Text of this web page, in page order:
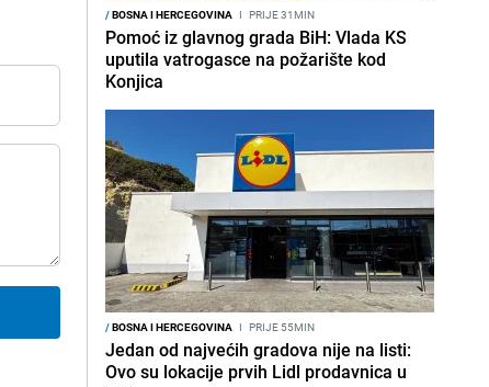
/BOSNA I HERCEGOVINA I PRIJE 31MIN
Pomoć iz glavnog grada BiH: Vlada KS
uputila vatrogasce na požarište kod
Konjica
/BOSNA I HERCEGOVINA I PRIJE 55MIN
Jedan od najvećih gradova nije na listi:
Ovo su lokacije prvih Lidl prodavnica u